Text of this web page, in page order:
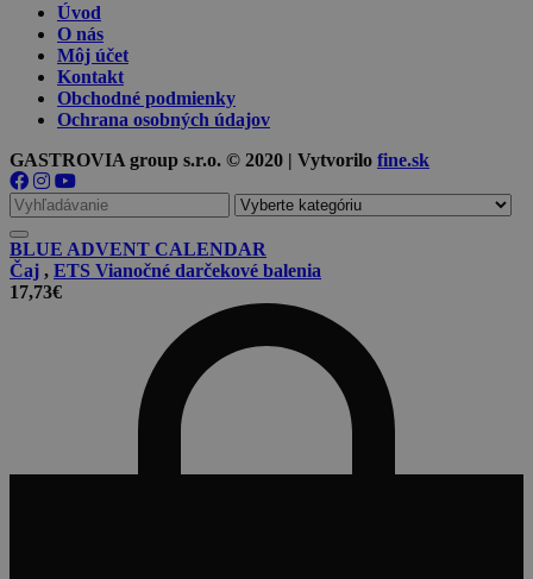
Úvod
O nás
Môj účet
Kontakt
Obchodné podmienky
Ochrana osobných údajov
GASTROVIA group s.r.o. © 2020 | Vytvorilo fine.sk
Vyhľadávanie
pre
BLUE ADVENT CALENDAR
Čaj , ETS Vianočné darčekové balenia
17,73€